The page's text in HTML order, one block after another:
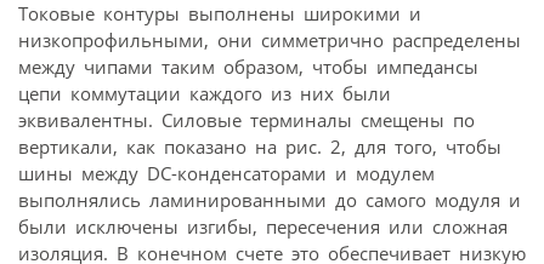
Токовые контуры выполнены широкими и
низкопрофильными, они симметрично распределены
между чипами таким образом, чтобы импедансы
цепи коммутации каждого из них были
эквивалентны. Силовые терминалы смещены по
вертикали, как показано на рис. 2, для того, чтобы
шины между DC-конденсаторами и модулем
выполнялись ламинированными до самого модуля и
были исключены изгибы, пересечения или сложная
изоляция. В конечном счете это обеспечивает низкую